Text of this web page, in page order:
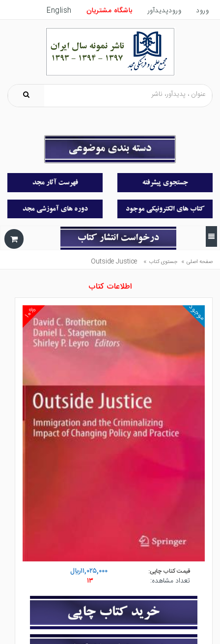
ورود ورودپدیدآور باشگاه مشتریان English
صفحه اصلی » جستوی کتاب »
Outside Justice
اطلاعات کتاب
۱۰% موجود
قیمت کتاب چاپی:
۱۱,۰۲۵,۰۰۰ريال
تعداد مشاهده:
۱۳